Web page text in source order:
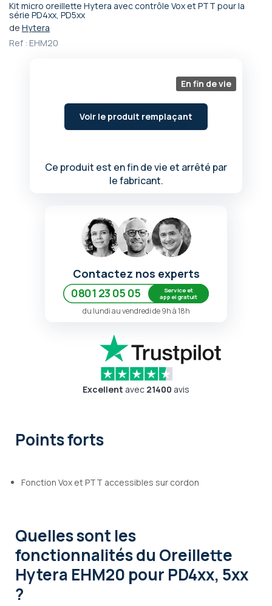
Kit micro oreillette Hytera avec contrôle Vox et PTT pour la
série PD4xx, PD5xx
de Hytera
Ref : EHM20
En fin de vie
Voir le produit remplaçant
Ce produit est en fin de vie et arrêté par
le fabricant.
Passer
au
début
de
Contactez nos experts
0801 23 05 05
Service et
appel gratuit
du lundi au vendredi de 9h à 18h
Excellent avec 21400 avis
Points forts
Fonction Vox et PTT accessibles sur cordon
Quelles sont les
fonctionnalitésdu Oreillette
Hytera EHM20 pour PD4xx, 5xx
?